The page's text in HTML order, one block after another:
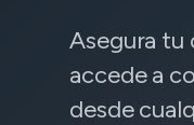
Asegura tu
accede a
desde